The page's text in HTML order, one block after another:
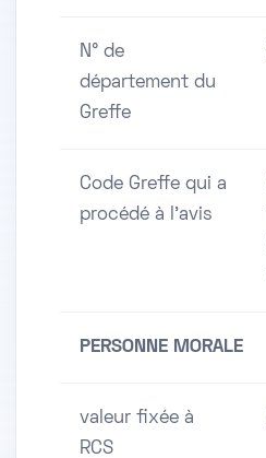
N° de
département du
Greffe
Code Greffe qui a
procédé à l'avis
PERSONNE MORALE
valeur fixée à
RCS